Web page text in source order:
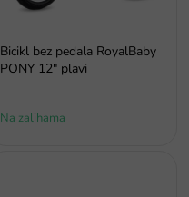
Bicikl bez pedala RoyalBaby
PONY 12" plavi
Na zalihama